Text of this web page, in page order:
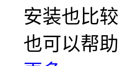
安装也比
也可以帮